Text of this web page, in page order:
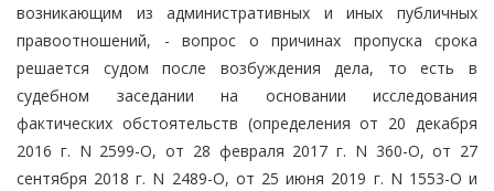
возникающим из административных и иных публичных
правоотношений, - вопрос о причинах пропуска срока
решается судом после возбуждения дела, то есть в
судебном заседании на основании исследования
фактических обстоятельств (определения от 20 декабря
2016 г. N 2599-О, от 28 февраля 2017 г. N 360-О, от 27
сентября 2018 г. N 2489-О, от 25 июня 2019 г. N 1553-О и